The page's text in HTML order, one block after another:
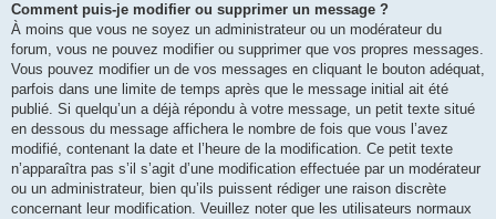
Comment puis-je modifier ou supprimer un message ?
À moins que vous ne soyez un administrateur ou un modérateur du
forum, vous ne pouvez modifier ou supprimer que vos propres messages.
Vous pouvez modifier un de vos messages en cliquant le bouton adéquat,
parfois dans une limite de temps après que le message initial ait été
publié. Si quelqu’un a déjà répondu à votre message, un petit texte situé
en dessous du message affichera le nombre de fois que vous l’avez
modifié, contenant la date et l’heure de la modification. Ce petit texte
n’apparaîtra pas s’il s’agit d’une modification effectuée par un modérateur
ou un administrateur, bien qu’ils puissent rédiger une raison discrète
concernant leur modification. Veuillez noter que les utilisateurs normaux